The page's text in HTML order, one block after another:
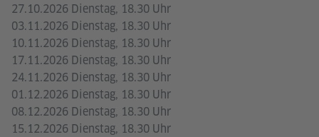
27.10.2026 Dienstag, 18.30 Uhr
03.11.2026 Dienstag, 18.30 Uhr
10.11.2026 Dienstag, 18.30 Uhr
17.11.2026 Dienstag, 18.30 Uhr
24.11.2026 Dienstag, 18.30 Uhr
01.12.2026 Dienstag, 18.30 Uhr
08.12.2026 Dienstag, 18.30 Uhr
15.12.2026 Dienstag, 18.30 Uhr